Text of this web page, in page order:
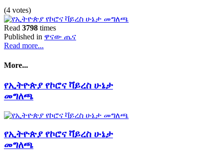
(4 votes)
Read 3798 times
Published in ዋናው ጤና
Read more...
More...
የኢትዮጵያ የኮሮና ቫይረስ ሁኔታ
መግለጫ
የኢትዮጵያ የኮሮና ቫይረስ ሁኔታ
መግለጫ